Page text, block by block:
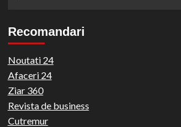
Recomandari
Noutati 24
Afaceri 24
Ziar 360
Revista de business
Cutremur